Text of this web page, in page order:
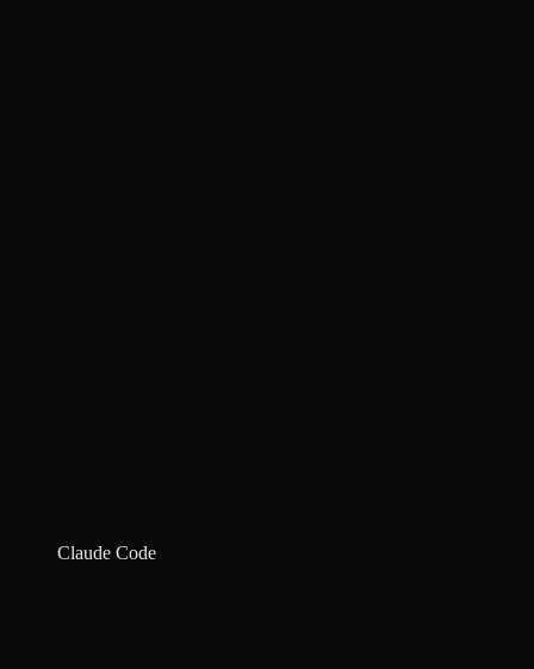
Claude Code